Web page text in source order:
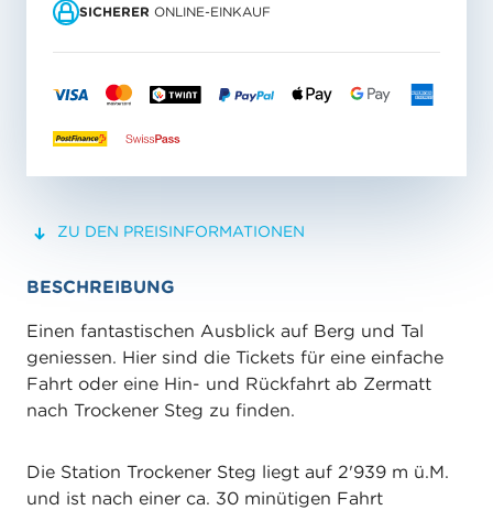
SICHERER ONLINE-EINKAUF
ZU DEN PREISINFORMATIONEN
BESCHREIBUNG
Einen fantastischen Ausblick auf Berg und Tal
geniessen. Hier sind die Tickets für eine einfache
Fahrt oder eine Hin- und Rückfahrt ab Zermatt
nach Trockener Steg zu finden.
Die Station Trockener Steg liegt auf 2'939 m ü.M.
und ist nach einer ca. 30 minütigen Fahrt